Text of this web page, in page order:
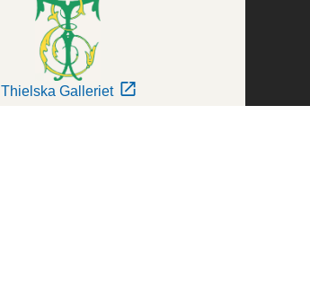
Thielska Galleriet